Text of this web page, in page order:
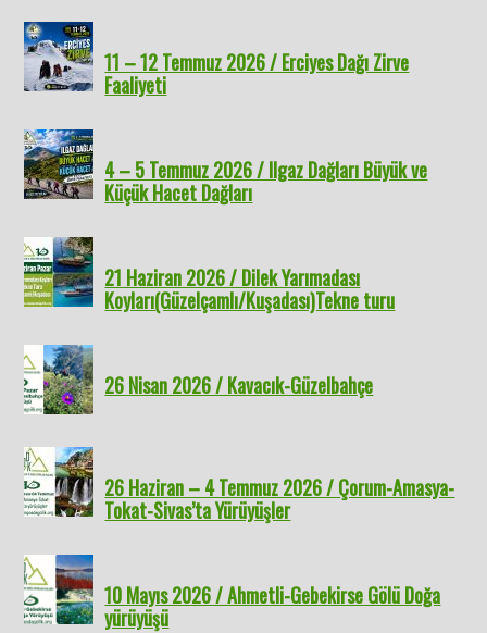
11 – 12 Temmuz 2026 / Erciyes Dağı Zirve
Faaliyeti
4 – 5 Temmuz 2026 / Ilgaz Dağları Büyük ve
Küçük Hacet Dağları
21 Haziran 2026 / Dilek Yarımadası
Koyları(Güzelçamlı/Kuşadası)Tekne turu
26 Nisan 2026 / Kavacık-Güzelbahçe
26 Haziran – 4 Temmuz 2026 / Çorum-Amasya-
Tokat-Sivas’ta Yürüyüşler
10 Mayıs 2026 / Ahmetli-Gebekirse Gölü Doğa
yürüyüşü